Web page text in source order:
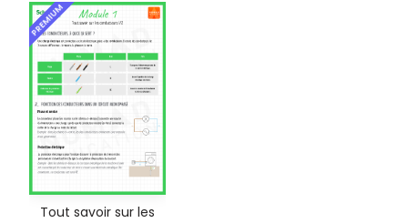
PREMIUM
Tout savoir sur les